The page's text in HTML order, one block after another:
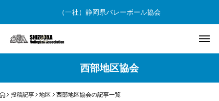
（一社）静岡県バレーボール協会
西部地区協会
投稿記事 地区 西部地区協会の記事一覧